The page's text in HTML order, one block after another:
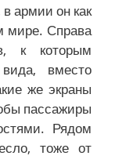
армии он как
мире. Справа
к которым
вместо
же экраны
пассажиры
Рядом
тоже от